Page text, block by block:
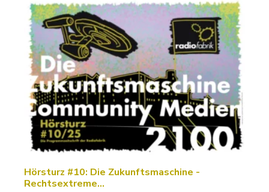
Hörsturz #10: Die Zukunftsmaschine -
Rechtsextreme…